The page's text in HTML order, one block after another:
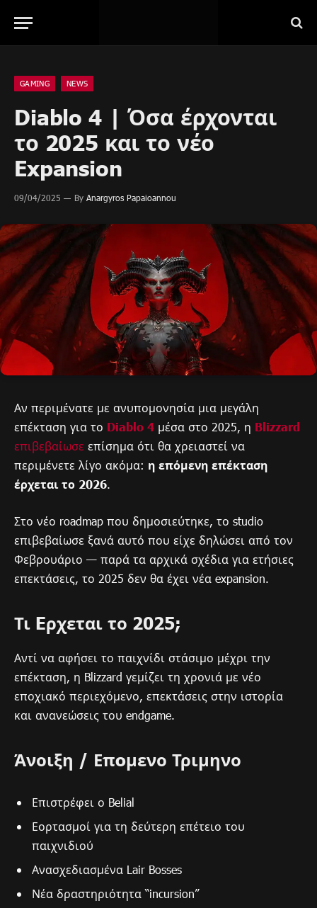
GAMING NEWS
Diablo 4 | Όσα έρχονται
το 2025 και το νέο
Expansion
09/04/2025 By Anargyros Papaioannou
Αν περιμένατε με ανυπομονησία μια μεγάλη
επέκταση για το Diablo 4 μέσα στο 2025, η Blizzard
επιβεβαίωσε επίσημα ότι θα χρειαστεί να
περιμένετε λίγο ακόμα: η επόμενη επέκταση
έρχεται το 2026.
Στο νέο roadmap που δημοσιεύτηκε, το studio
επιβεβαίωσε ξανά αυτό που είχε δηλώσει από τον
Φεβρουάριο — παρά τα αρχικά σχέδια για ετήσιες
επεκτάσεις, το 2025 δεν θα έχει νέα expansion.
Τι Eρχεται το 2025;
Αντί να αφήσει το παιχνίδι στάσιμο μέχρι την
επέκταση, η Blizzard γεμίζει τη χρονιά με νέο
εποχιακό περιεχόμενο, επεκτάσεις στην ιστορία
και ανανεώσεις του endgame.
Άνοιξη / Επoμενο Τριμηνο
Επιστρέφει ο Belial
Εορτασμοί για τη δεύτερη επέτειο του
παιχνιδιού
Ανασχεδιασμένα Lair Bosses
Νέα δραστηριότητα “incursion”